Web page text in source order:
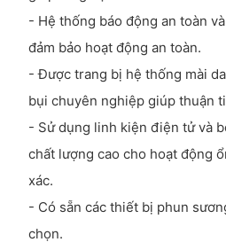
- Hệ thống báo động an toàn
đảm bảo hoạt động an toàn.
- Được trang bị hệ thống mài
bụi chuyên nghiệp giúp thuận
- Sử dụng linh kiện điện tử và
chất lượng cao cho hoạt động
xác.
- Có sẵn các thiết bị phun
chọn.